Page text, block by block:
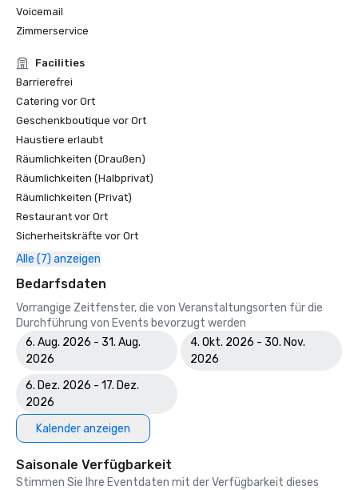
Voicemail
Zimmerservice
Facilities
Barrierefrei
Catering vor Ort
Geschenkboutique vor Ort
Haustiere erlaubt
Räumlichkeiten (Draußen)
Räumlichkeiten (Halbprivat)
Räumlichkeiten (Privat)
Restaurant vor Ort
Sicherheitskräfte vor Ort
Alle (7) anzeigen
Bedarfsdaten
Vorrangige Zeitfenster, die von Veranstaltungsorten für die
Durchführung von Events bevorzugt werden
6. Aug. 2026 - 31. Aug.
2026
4. Okt. 2026 - 30. Nov.
2026
6. Dez. 2026 - 17. Dez.
2026
Kalender anzeigen
Saisonale Verfügbarkeit
Stimmen Sie Ihre Eventdaten mit der Verfügbarkeit dieses